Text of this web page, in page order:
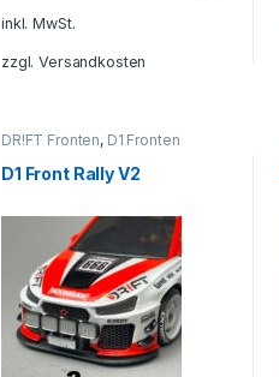
inkl. MwSt.
zzgl.Versandkosten
DR!FT Fronten, D1 Fronten
D1 Front Rally V2